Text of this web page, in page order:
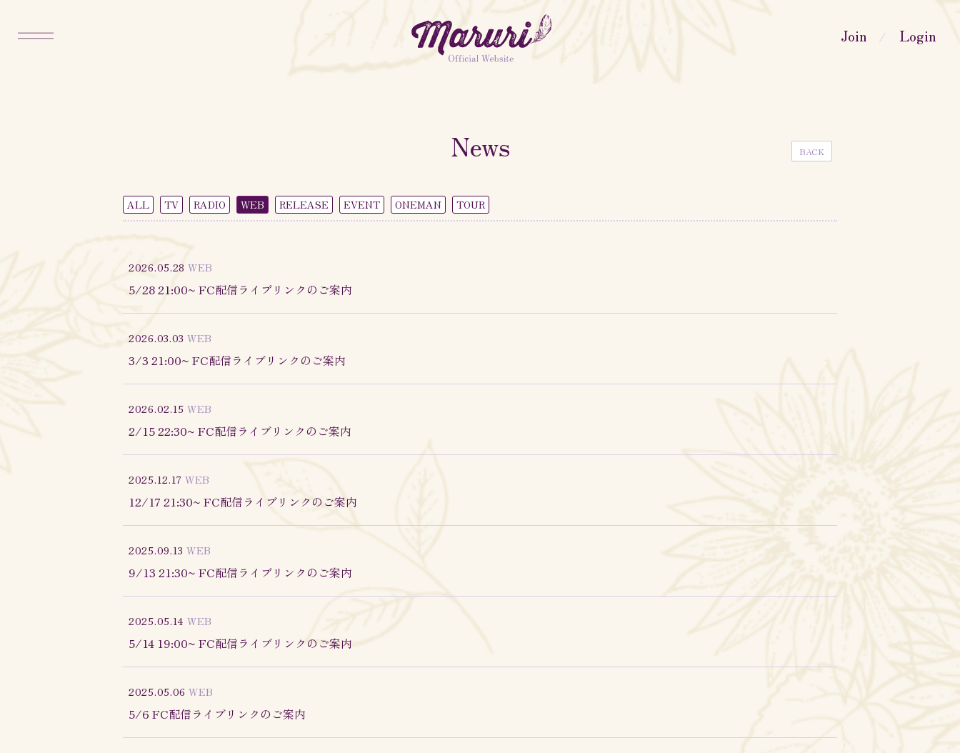
MARURI OFFICIAL
FANCLUB「MARURISTA」 Join Login
News BACK
ALL TV RADIO WEB RELEASE EVENT ONEMAN TOUR
2026.05.28 WEB
5/28 21:00~ FC配信ライブリンクのご案内
2026.03.03 WEB
3/3 21:00~ FC配信ライブリンクのご案内
2026.02.15 WEB
2/15 22:30~ FC配信ライブリンクのご案内
2025.12.17 WEB
12/17 21:30~ FC配信ライブリンクのご案内
2025.09.13 WEB
9/13 21:30~ FC配信ライブリンクのご案内
2025.05.14 WEB
5/14 19:00~ FC配信ライブリンクのご案内
2025.05.06 WEB
5/6 FC配信ライブリンクのご案内